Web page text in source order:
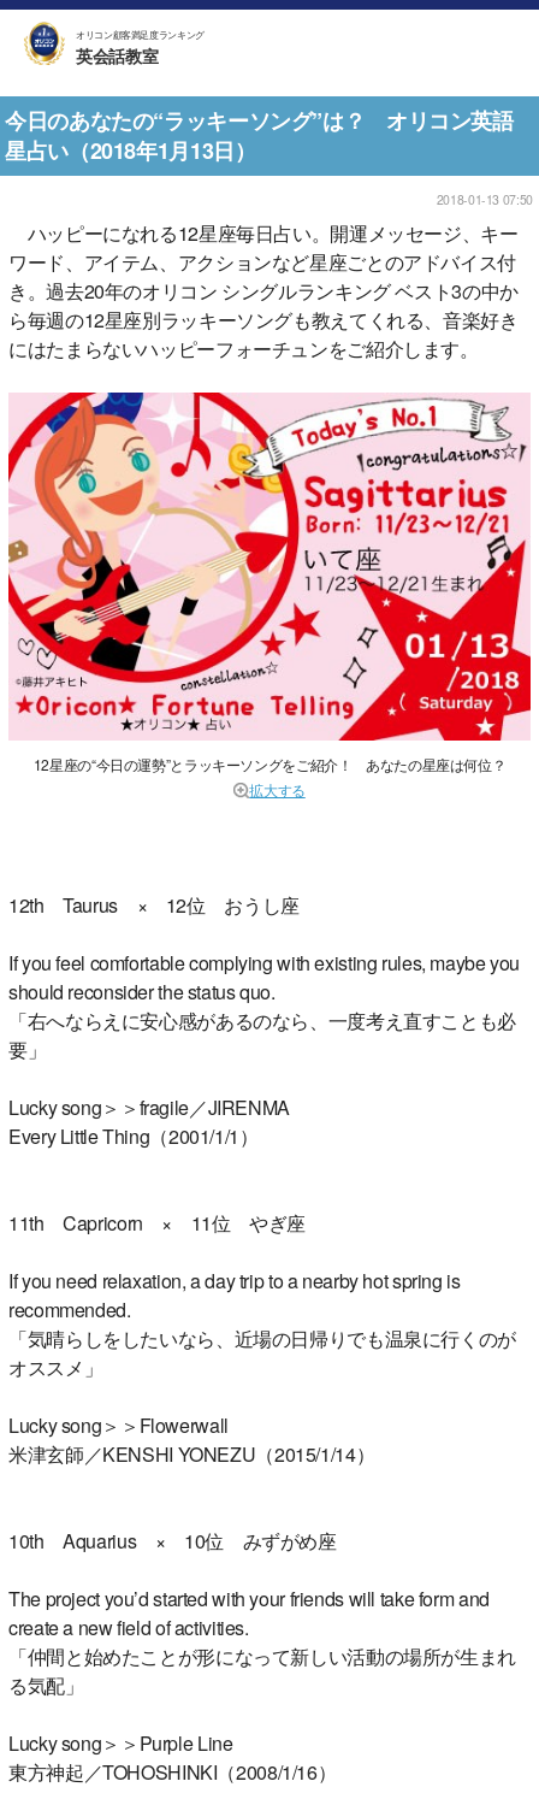
オリコン顧客満足度ランキング
英会話教室
今日のあなたの“ラッキーソング”は？ オリコン英語
星占い（2018年1月13日）
2018-01-13 07:50
ハッピーになれる12星座毎日占い。開運メッセージ、キー
ワード、アイテム、アクションなど星座ごとのアドバイス付
き。過去20年のオリコン シングルランキング ベスト3の中か
ら毎週の12星座別ラッキーソングも教えてくれる、音楽好き
にはたまらないハッピーフォーチュンをご紹介します。
12星座の“今日の運勢”とラッキーソングをご紹介！ あなたの星座は何位？
拡大する
12th Taurus × 12位 おうし座
If you feel comfortable complying with existing rules, maybe you
should reconsider the status quo.
「右へならえに安心感があるのなら、一度考え直すことも必
要」
Lucky song＞＞fragile／JIRENMA
Every Little Thing（2001/1/1）
11th Capricorn × 11位 やぎ座
If you need relaxation, a day trip to a nearby hot spring is
recommended.
「気晴らしをしたいなら、近場の日帰りでも温泉に行くのが
オススメ」
Lucky song＞＞Flowerwall
米津玄師／KENSHI YONEZU（2015/1/14）
10th Aquarius × 10位 みずがめ座
The project you’d started with your friends will take form and
create a new field of activities.
「仲間と始めたことが形になって新しい活動の場所が生まれ
る気配」
Lucky song＞＞Purple Line
東方神起／TOHOSHINKI（2008/1/16）